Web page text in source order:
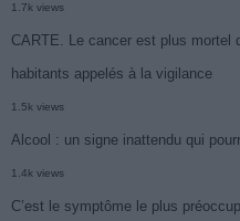
1.7k views
CARTE. Le cancer est plus mortel
habitants appelés à la vigilance
1.5k views
Alcool : un signe inattendu qui
1.4k views
C’est le symptôme le plus